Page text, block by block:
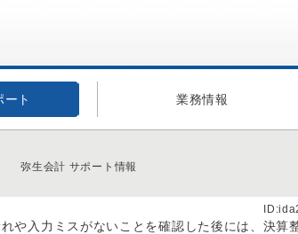
ート 業務情報
弥生会計 サポート情報
や入力ミスがないことを確認した後には、決算